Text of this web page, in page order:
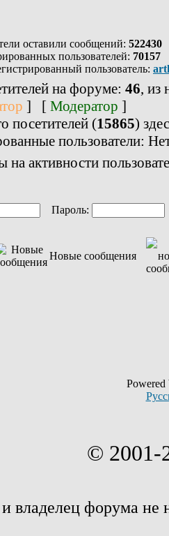
оставили сообщений: 522430
пользователей: 70157
пользователь:
на форуме: 46, из
] [ Модератор ]
посетителей (15865)
пользователи:
активности
Пароль:
Новые сообщения
© 2001-
владелец форума не